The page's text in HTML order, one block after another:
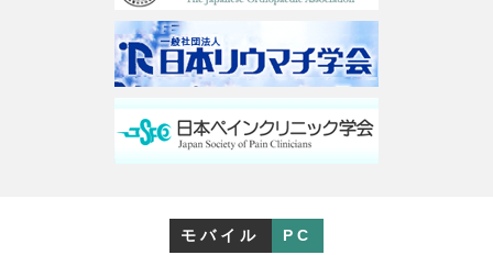
モバイル PC